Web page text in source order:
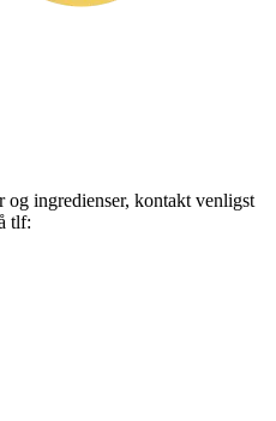
ingredienser, kontakt venligst
tlf: